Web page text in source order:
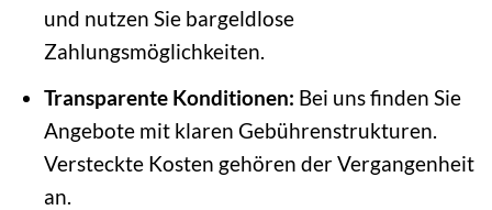
und nutzen Sie bargeldlose
Zahlungsmöglichkeiten.
Transparente Konditionen: Bei uns finden Sie
Angebote mit klaren Gebührenstrukturen.
Versteckte Kosten gehören der Vergangenheit
an.